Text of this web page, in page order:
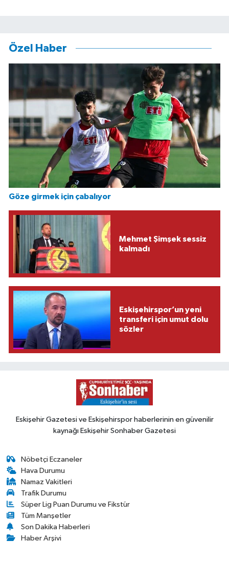
Özel Haber
Göze girmek için çabalıyor
Mehmet Şimşek sessiz
kalmadı
Eskişehirspor’un yeni
transferi için umut dolu
sözler
Eskişehir Gazetesi ve Eskişehirspor haberlerinin en güvenilir
kaynağı Eskişehir Sonhaber Gazetesi
Nöbetçi Eczaneler
Hava Durumu
Namaz Vakitleri
Trafik Durumu
Süper Lig Puan Durumu ve Fikstür
Tüm Manşetler
Son Dakika Haberleri
Haber Arşivi